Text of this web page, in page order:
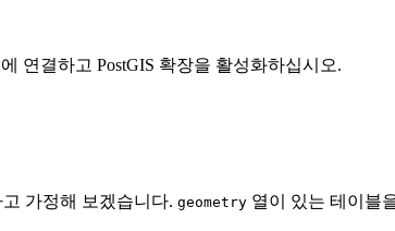
연결하고 PostGIS 확장을 활성화하십시오.
가정해 보겠습니다. geometry 열이 있는 테이블